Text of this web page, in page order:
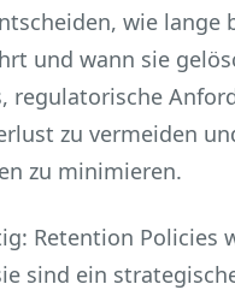
wie lange
und wann sie
regulatorische
zu vermeiden
zu minimieren.
Retention Policies
sind ein